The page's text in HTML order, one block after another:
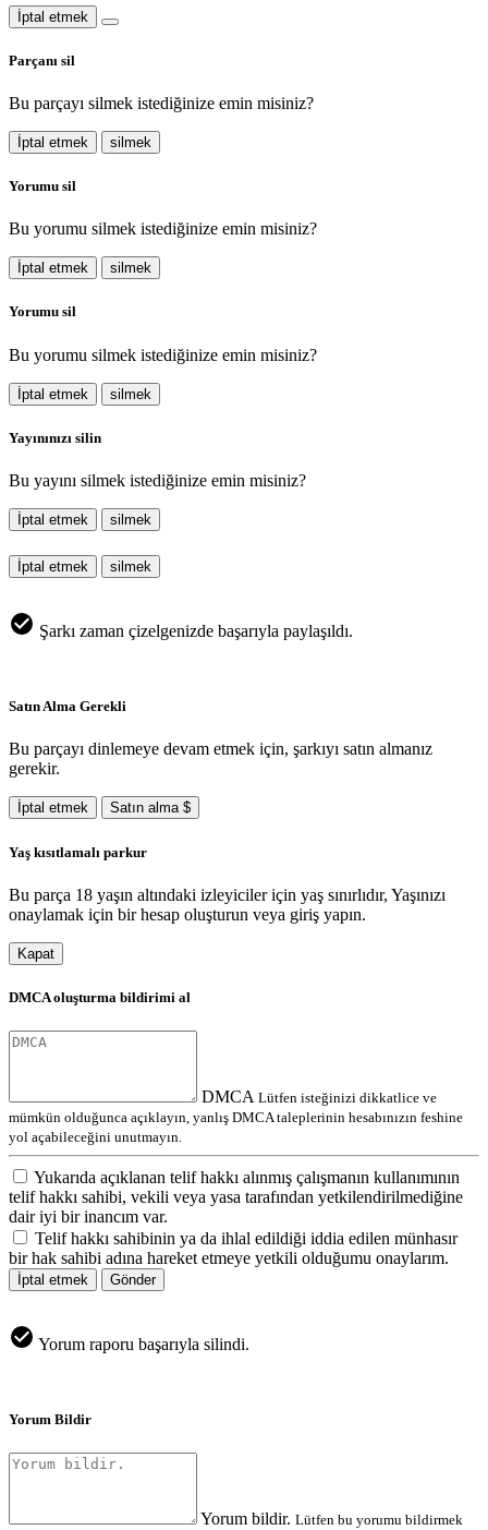
İptal etmek
Parçanı sil
Bu parçayı silmek istediğinize emin misiniz?
İptal etmek silmek
Yorumu sil
Bu yorumu silmek istediğinize emin misiniz?
İptal etmek silmek
Yorumu sil
Bu yorumu silmek istediğinize emin misiniz?
İptal etmek silmek
Yayınınızı silin
Bu yayını silmek istediğinize emin misiniz?
İptal etmek silmek
İptal etmek silmek
Şarkı zaman çizelgenizde başarıyla paylaşıldı.
Satın Alma Gerekli
Bu parçayı dinlemeye devam etmek için, şarkıyı satın almanız
gerekir.
İptal etmek Satın alma $
Yaş kısıtlamalı parkur
Bu parça 18 yaşın altındaki izleyiciler için yaş sınırlıdır, Yaşınızı
onaylamak için bir hesap oluşturun veya giriş yapın.
Kapat
DMCA oluşturma bildirimi al
DMCA Lütfen isteğinizi dikkatlice ve
mümkün olduğunca açıklayın, yanlış DMCA taleplerinin hesabınızın feshine
yol açabileceğini unutmayın.
Yukarıda açıklanan telif hakkı alınmış çalışmanın kullanımının
telif hakkı sahibi, vekili veya yasa tarafından yetkilendirilmediğine
dair iyi bir inancım var.
Telif hakkı sahibinin ya da ihlal edildiği iddia edilen münhasır
bir hak sahibi adına hareket etmeye yetkili olduğumu onaylarım.
İptal etmek Gönder
Yorum raporu başarıyla silindi.
Yorum Bildir
Yorum bildir. Lütfen bu yorumu bildirmek